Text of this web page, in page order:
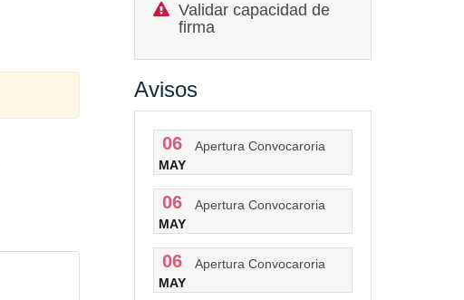
Validar capacidad de
firma
Avisos
06
MAY
Apertura Convocaroria
06
MAY
Apertura Convocaroria
06
MAY
Apertura Convocaroria